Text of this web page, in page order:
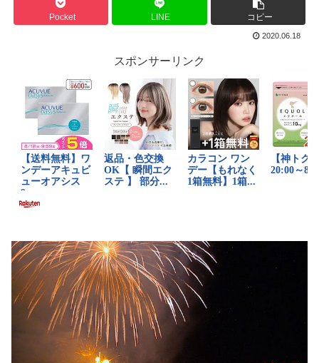
Pocket LINE コピー
2020.06.18
スポンサーリンク